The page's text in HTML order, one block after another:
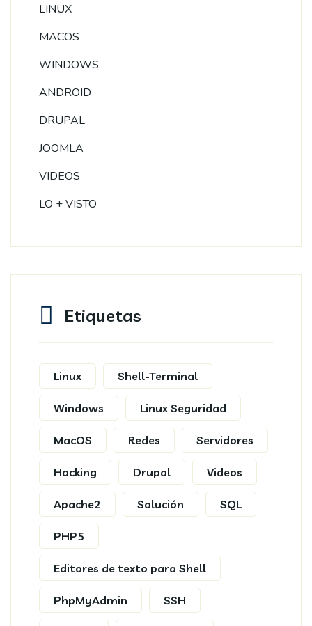
LINUX
MACOS
WINDOWS
ANDROID
DRUPAL
JOOMLA
VIDEOS
LO + VISTO
Etiquetas
Linux Shell-Terminal
Windows Linux Seguridad
MacOS Redes Servidores
Hacking Drupal Videos
Apache2 Solución SQL
PHP5
Editores de texto para Shell
PhpMyAdmin SSH